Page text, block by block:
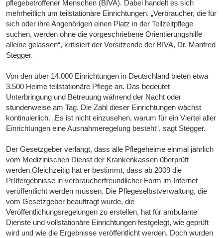
pflegebetroffener Menschen (BIVA). Dabei handelt es sich
mehrheitlich um teilstationäre Einrichtungen. „Verbraucher, die für
sich oder ihre Angehörigen einen Platz in der Teilzeitpflege
suchen, werden ohne die vorgeschriebene Orientierungshilfe
alleine gelassen“, kritisiert der Vorsitzende der BIVA, Dr. Manfred
Stegger.
Von den über 14.000 Einrichtungen in Deutschland bieten etwa
3.500 Heime teilstationäre Pflege an. Das bedeutet
Unterbringung und Betreuung während der Nacht oder
stundenweise am Tag. Die Zahl dieser Einrichtungen wächst
kontinuierlich. „Es ist nicht einzusehen, warum für ein Viertel aller
Einrichtungen eine Ausnahmeregelung besteht“, sagt Stegger.
Der Gesetzgeber verlangt, dass alle Pflegeheime einmal jährlich
vom Medizinischen Dienst der Krankenkassen überprüft
werden.Gleichzeitig hat er bestimmt, dass ab 2009 die
Prüfergebnisse in verbraucherfreundlicher Form im Internet
veröffentlicht werden müssen. Die Pflegeselbstverwaltung, die
vom Gesetzgeber beauftragt wurde, die
Veröffentlichungsregelungen zu erstellen, hat für ambulante
Dienste und vollstationäre Einrichtungen festgelegt, wie geprüft
wird und wie die Ergebnisse veröffentlicht werden. Doch wurden